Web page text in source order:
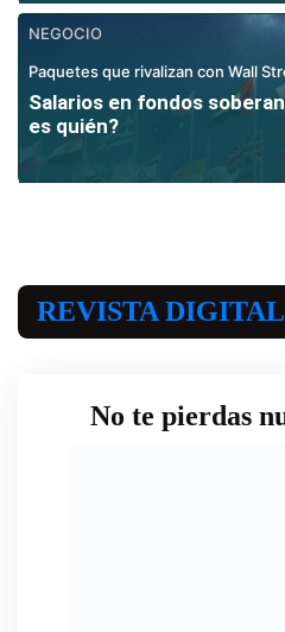
NEGOCIO
Paquetes que rivalizan con Wall
Salarios en fondos
es quién?
REVISTA DIGITAL
No te pierdas